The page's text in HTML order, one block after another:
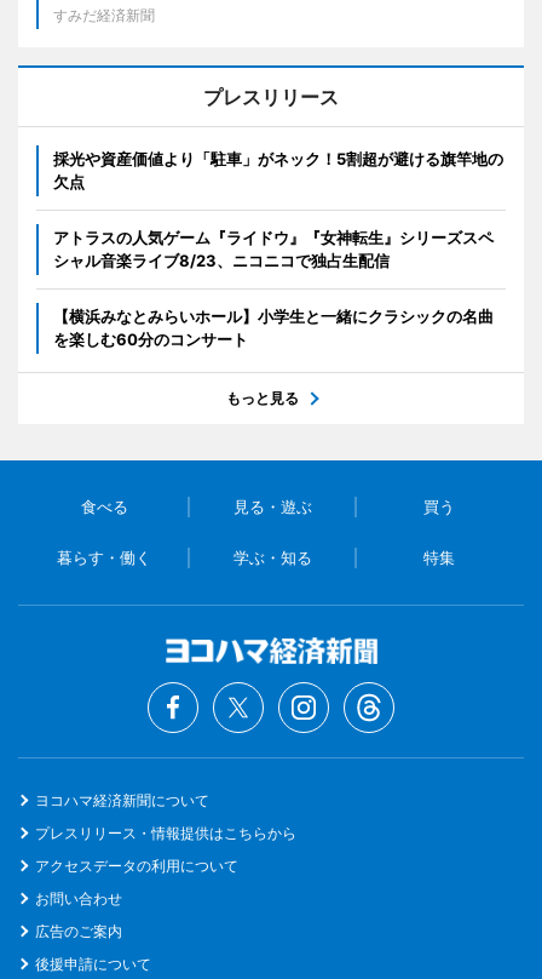
すみだ経済新聞
プレスリリース
採光や資産価値より「駐車」がネック！5割超が避ける旗竿地の
欠点
アトラスの人気ゲーム『ライドウ』『女神転生』シリーズスペ
シャル音楽ライブ8/23、ニコニコで独占生配信
【横浜みなとみらいホール】小学生と一緒にクラシックの名曲
を楽しむ60分のコンサート
もっと見る
食べる 見る・遊ぶ 買う
暮らす・働く 学ぶ・知る 特集
ヨコハマ経済新聞について
プレスリリース・情報提供はこちらから
アクセスデータの利用について
お問い合わせ
広告のご案内
後援申請について